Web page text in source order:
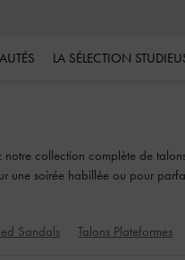
LA SÉLECTION
notre collection complète de
une soirée habillée ou pour
Sandals Talons Plateformes